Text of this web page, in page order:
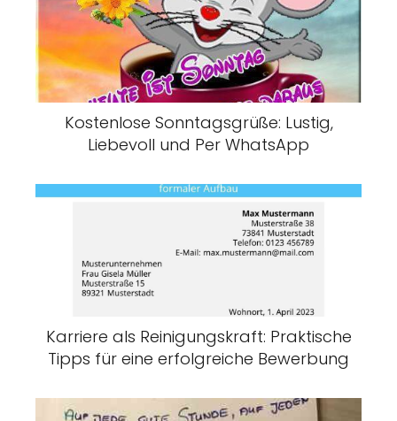
Kostenlose Sonntagsgrüße: Lustig,
Liebevoll und Per WhatsApp
Karriere als Reinigungskraft: Praktische
Tipps für eine erfolgreiche Bewerbung